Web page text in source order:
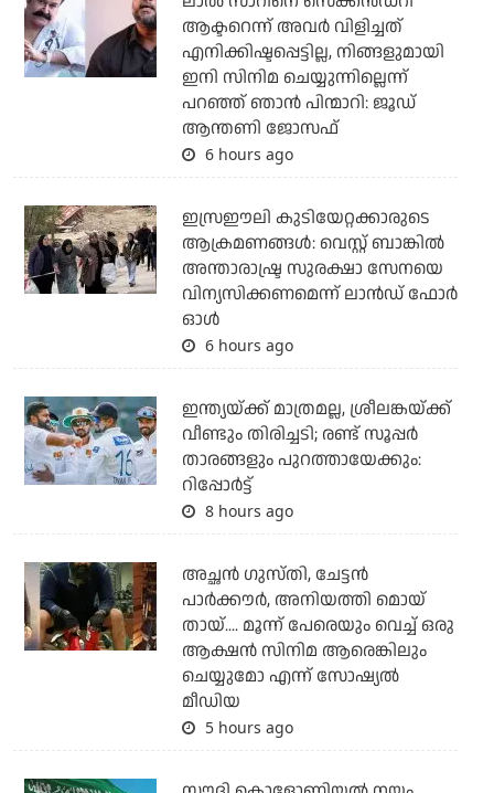
ആക്ടറെന്ന് അവര്‍ വിളിച്ചത്
എനിക്കിഷ്ടപ്പെട്ടില്ല, നിങ്ങളുമായി
ഇനി സിനിമ ചെയ്യുന്നില്ലെന്ന്
പറഞ്ഞ് ഞാന്‍ പിന്മാറി: ജൂഡ്
ആന്തണി ജോസഫ്
6 hours ago
ഇസ്രഈലി കുടിയേറ്റക്കാരുടെ
ആക്രമണങ്ങള്‍: വെസ്റ്റ് ബാങ്കില്‍
അന്താരാഷ്ട്ര സുരക്ഷാ സേനയെ
വിന്യസിക്കണമെന്ന് ലാന്‍ഡ് ഫോര്‍
ഓള്‍
6 hours ago
ഇന്ത്യയ്ക്ക് മാത്രമല്ല, ശ്രീലങ്കയ്ക്ക്
വീണ്ടും തിരിച്ചടി; രണ്ട് സൂപ്പര്‍
താരങ്ങളും പുറത്തായേക്കും:
റിപ്പോര്‍ട്ട്
8 hours ago
അച്ഛന്‍ ഗുസ്തി, ചേട്ടന്‍
പാര്‍ക്കൗര്‍, അനിയത്തി മൊയ്
തായ്.... മൂന്ന് പേരെയും വെച്ച് ഒരു
ആക്ഷന്‍ സിനിമ ആരെങ്കിലും
ചെയ്യുമോ എന്ന് സോഷ്യല്‍
മീഡിയ
5 hours ago